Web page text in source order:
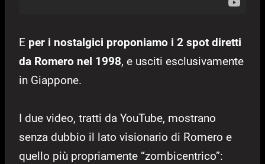
E per i nostalgici proponiamo i 2 spot diretti
da Romero nel 1998, e usciti esclusivamente
in Giappone.
I due video, tratti da YouTube, mostrano
senza dubbio il lato visionario di Romero e
quello più propriamente “zombicentrico”: